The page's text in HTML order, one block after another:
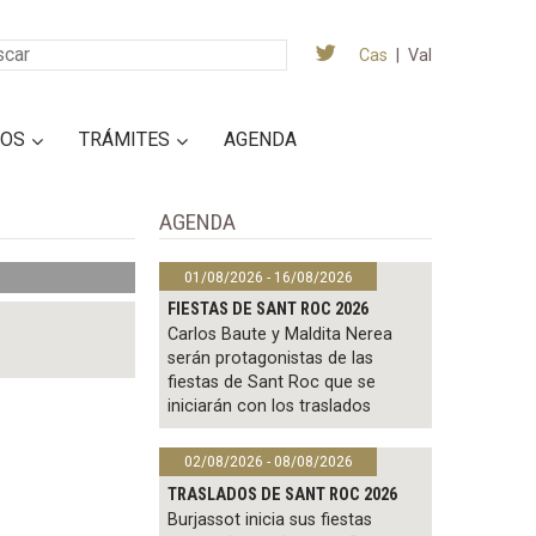
Cas Val
TRÁMITES AGENDA
AGENDA
01/08/2026 - 16/08/2026
FIESTAS DE SANT ROC 2026
Carlos Baute y Maldita Nerea
serán protagonistas de las
fiestas de Sant Roc que se
iniciarán con los traslados
02/08/2026 - 08/08/2026
TRASLADOS DE SANT ROC 2026
Burjassot inicia sus fiestas